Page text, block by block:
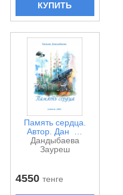
КУПИТЬ
Память сердца.
Автор. Дан …
Дандыбаева
Зауреш
4550 тенге